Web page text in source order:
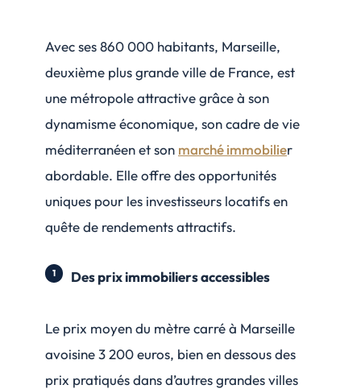
Avec ses 860 000 habitants, Marseille,
deuxième plus grande ville de France, est
une métropole attractive grâce à son
dynamisme économique, son cadre de vie
méditerranéen et son marché immobilier
abordable. Elle offre des opportunités
uniques pour les investisseurs locatifs en
quête de rendements attractifs.
Des prix immobiliers accessibles
Le prix moyen du mètre carré à Marseille
avoisine 3 200 euros, bien en dessous des
prix pratiqués dans d’autres grandes villes